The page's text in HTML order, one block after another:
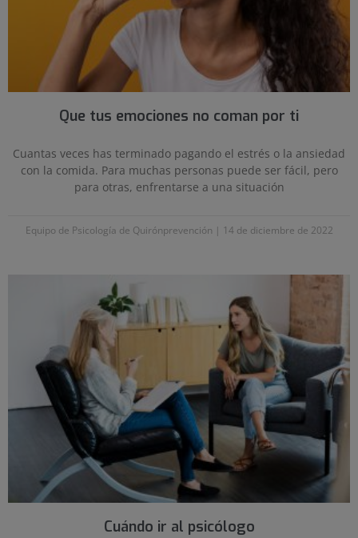
Que tus emociones no coman por ti
Equipo de Psicología de Quirónprevención 14 de diciembre de 2022
Cuantas veces has terminado pagando el estrés o la ansiedad
con la comida. Para muchas personas puede ser fácil, pero
para otras, enfrentarse a una situación
Cuándo ir al psicólogo